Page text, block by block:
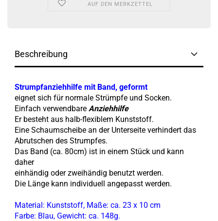
AUF DEN MERKZETTEL
Beschreibung
Strumpfanziehhilfe mit Band, geformt
eignet sich für normale Strümpfe und Socken.
Einfach verwendbare Anziehhilfe
Er besteht aus halb-flexiblem Kunststoff.
Eine Schaumscheibe an der Unterseite verhindert das
Abrutschen des Strumpfes.
Das Band (ca. 80cm) ist in einem Stück und kann
daher
einhändig oder zweihändig benutzt werden.
Die Länge kann individuell angepasst werden.
Material: Kunststoff, Maße: ca. 23 x 10 cm
Farbe: Blau, Gewicht: ca. 148g.